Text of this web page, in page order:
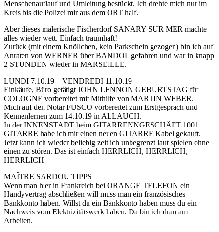
Menschenauflauf und Umleitung bestückt. Ich drehte mich nur im
Kreis bis die Polizei mir aus dem ORT half.
Aber dieses malerische Fischerdorf SANARY SUR MER machte
alles wieder wett. Einfach traumhaft!
Zurück (mit einem Knöllchen, kein Parkschein gezogen) bin ich auf
Anraten von WERNER über BANDOL gefahren und war in knapp
2 STUNDEN wieder in MARSEILLE.
LUNDI 7.10.19 – VENDREDI 11.10.19
Einkäufe, Büro getätigt JOHN LENNON GEBURTSTAG für
COLOGNE vorbereitet mit Mithilfe von MARTIN WEBER.
Mich auf den Notar FUSCO vorbereitet zum Erstgespräch und
Kennenlernen zum 14.10.19 in ALLAUCH.
In der INNENSTADT beim GITARRENNGESCHÄFT 1001
GITARRE habe ich mir einen neuen GITARRE Kabel gekauft.
Jetzt kann ich wieder beliebig zeitlich unbegrenzt laut spielen ohne
einen zu stören. Das ist einfach HERRLICH, HERRLICH,
HERRLICH
MAÎTRE SARDOU TIPPS
Wenn man hier in Frankreich bei ORANGE TELEFON ein
Handyvertrag abschließen will muss man ein französisches
Bankkonto haben. Willst du ein Bankkonto haben muss du ein
Nachweis vom Elektrizitätswerk haben. Da bin ich dran am
Arbeiten.